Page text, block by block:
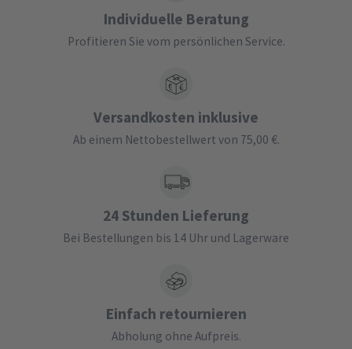
Individuelle Beratung
Profitieren Sie vom persönlichen Service.
Versandkosten inklusive
Ab einem Nettobestellwert von 75,00 €.
24 Stunden Lieferung
Bei Bestellungen bis 14 Uhr und Lagerware
Einfach retournieren
Abholung ohne Aufpreis.